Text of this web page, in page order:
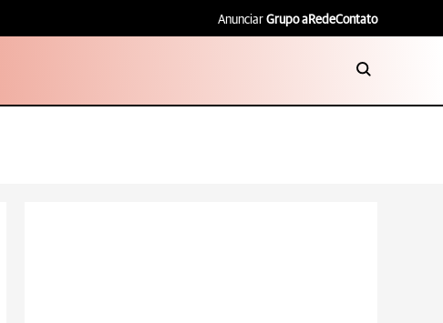
Anunciar Grupo aRedeContato